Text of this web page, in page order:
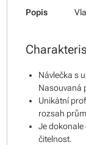
Popis
Návlečka s
Nasouvaná
Unikátní
rozsah
Je dokonale
čitelnost.